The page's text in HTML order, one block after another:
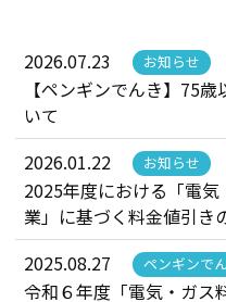
2026.07.23 お知らせ
【ペンギンでんき】75
いて
2026.01.22 お知らせ
2025年度における「電
業」に基づく料金値引き
2025.08.27 ペンギンで
令和６年度「電気・ガス